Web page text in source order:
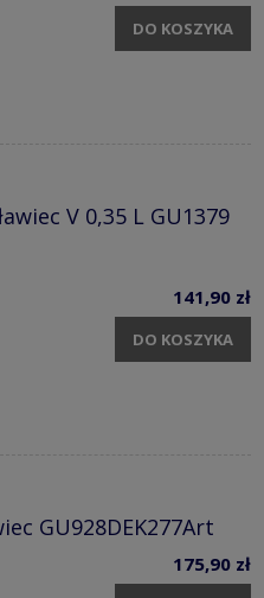
DO KOSZYKA
V 0,35 L GU1379
141,90 zł
DO KOSZYKA
GU928DEK277Art
175,90 zł